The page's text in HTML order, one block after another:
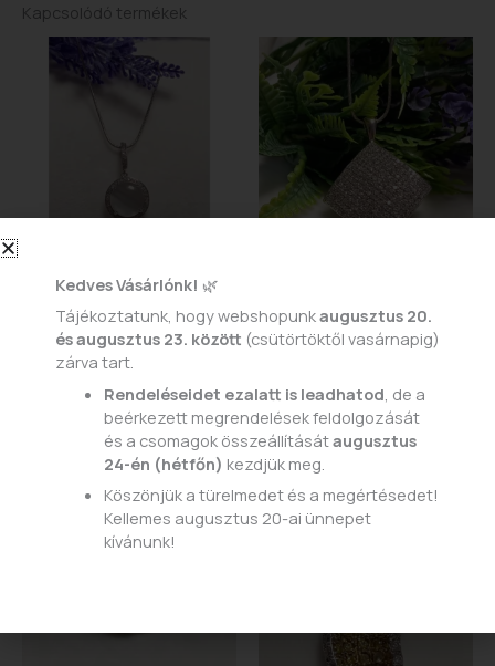
Kapcsolódó termékek
4.200Ft
KOSÁRBA TESZEM
16.500Ft
Kedves Vásárlónk! 🌿
Tájékoztatunk, hogy webshopunkaugusztus 20.
és augusztus 23. között (csütörtöktől vasárnapig)
zárva tart.
Rendeléseidet ezalatt is leadhatod , de a
beérkezett megrendelések feldolgozását
és a csomagok összeállításátaugusztus
24-én (hétfőn) kezdjük meg.
Köszönjük a türelmedet és a megértésedet!
Kellemes augusztus 20-ai ünnepet
kívánunk!